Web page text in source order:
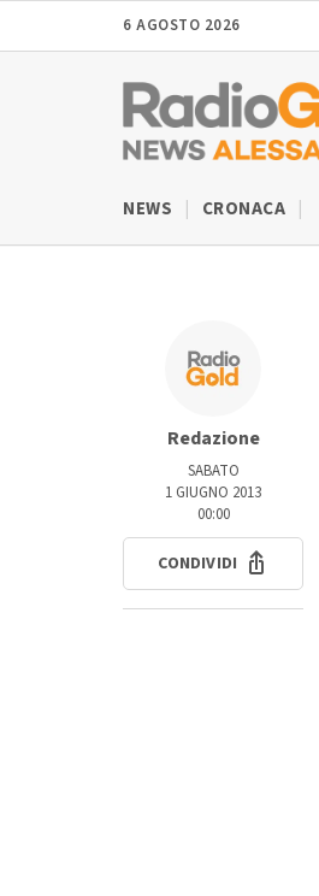
6 AGOSTO 2026
NEWS CRONACA
Redazione
SABATO
1 GIUGNO 2013
00:00
CONDIVIDI